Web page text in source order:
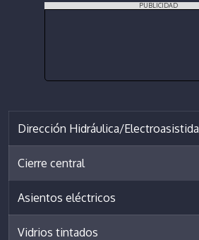
PUBLICIDAD
Dirección Hidráulica/Electroasistida
Cierre central
Asientos eléctricos
Vidrios tintados